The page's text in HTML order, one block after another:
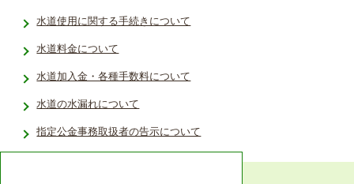
水道使用に関する手続きについて
水道料金について
水道加入金・各種手数料について
水道の水漏れについて
指定公金事務取扱者の告示について